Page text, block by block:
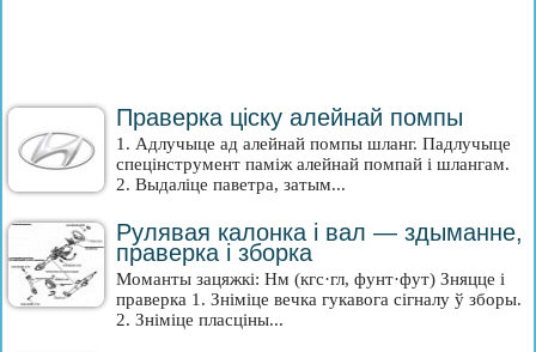
Праверка ціску алейнай помпы
1. Адлучыце ад алейнай помпы шланг. Падлучыце
спецінструмент паміж алейнай помпай і шлангам.
2. Выдаліце паветра, затым...
Рулявая калонка і вал — здыманне,
праверка і зборка
Моманты зацяжкі: Нм (кгс·гл, фунт·фут) Зняцце і
праверка 1. Зніміце вечка гукавога сігналу ў зборы.
2. Зніміце пласціны...